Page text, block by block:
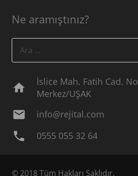
Ne aramıştınız?
home
İslice Mah. Fatih Cad.
Merkez/UŞAK
mail info@rejital.com
phone 0555 055 32 64
© 2018 Tüm Hakları Saklıdır.